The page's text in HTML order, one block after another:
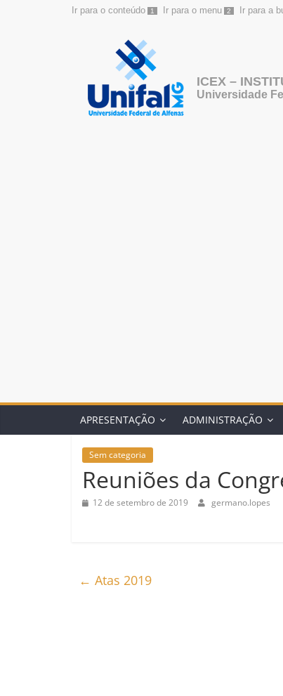
Ir para o conteúdo 1 Ir para o menu 2 Ir para a
ICEX –
Universidade
APRESENTAÇÃO ADMINISTRAÇÃO
Sem categoria
Reuniões da
12 de setembro de 2019 germano.lopes
← Atas 2019